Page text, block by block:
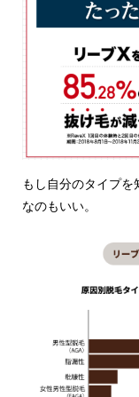
もし自分のタイプ
なのもいい。